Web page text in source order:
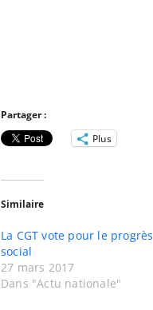
Partager :
Plus
Similaire
La CGT vote pour le progrès
social
27 mars 2017
Dans "Actu nationale"